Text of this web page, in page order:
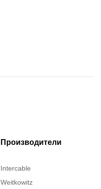
Производители
Intercable
Weitkowitz